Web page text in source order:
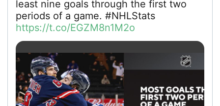
least nine goals through the first two
periods of a game. #NHLStats
https://t.co/EGZM8n1M2o